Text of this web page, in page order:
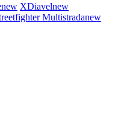
new XDiavelnew
Multistradanew